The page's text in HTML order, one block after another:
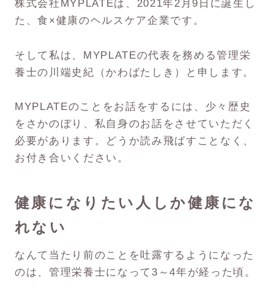
株式会社MYPLATEは、2021年2月9日に誕生し
た、食×健康のヘルスケア企業です。
そして私は、MYPLATEの代表を務める管理栄
養士の川端史紀（かわばたしき）と申します。
MYPLATEのことをお話をするには、少々歴史
をさかのぼり、私自身のお話をさせていただく
必要があります。どうか読み飛ばすことなく、
お付き合いください。
健康になりたい人しか健康にな
れない
なんて当たり前のことを吐露するようになった
のは、管理栄養士になって3～4年が経った頃。